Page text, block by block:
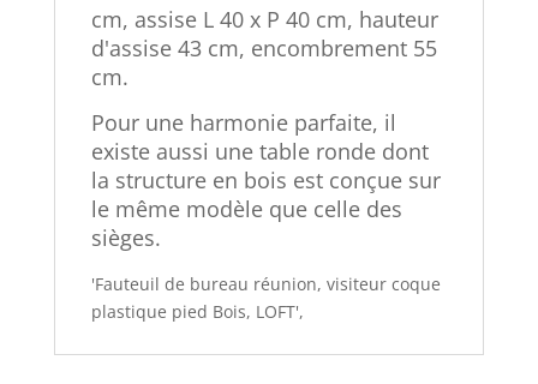
cm, assise L 40 x P 40 cm, hauteur
d'assise 43 cm, encombrement 55
cm.
Pour une harmonie parfaite, il
existe aussi une table ronde dont
la structure en bois est conçue sur
le même modèle que celle des
sièges.
'Fauteuil de bureau réunion, visiteur coque
plastique pied Bois, LOFT',